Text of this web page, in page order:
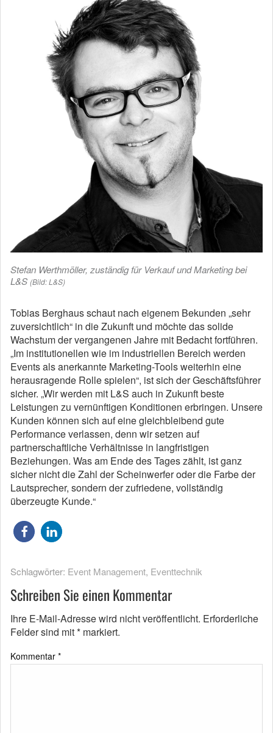
Stefan Werthmöller, zuständig für Verkauf und Marketing bei
L&S (Bild: L&S)
Tobias Berghaus schaut nach eigenem Bekunden „sehr
zuversichtlich“ in die Zukunft und möchte das solide
Wachstum der vergangenen Jahre mit Bedacht fortführen.
„Im institutionellen wie im industriellen Bereich werden
Events als anerkannte Marketing-Tools weiterhin eine
herausragende Rolle spielen“, ist sich der Geschäftsführer
sicher. „Wir werden mit L&S auch in Zukunft beste
Leistungen zu vernünftigen Konditionen erbringen. Unsere
Kunden können sich auf eine gleichbleibend gute
Performance verlassen, denn wir setzen auf
partnerschaftliche Verhältnisse in langfristigen
Beziehungen. Was am Ende des Tages zählt, ist ganz
sicher nicht die Zahl der Scheinwerfer oder die Farbe der
Lautsprecher, sondern der zufriedene, vollständig
überzeugte Kunde.“
Schlagwörter: Event Management, Eventtechnik
Schreiben Sie einen Kommentar
Ihre E-Mail-Adresse wird nicht veröffentlicht. Erforderliche
Felder sind mit* markiert.
Kommentar *